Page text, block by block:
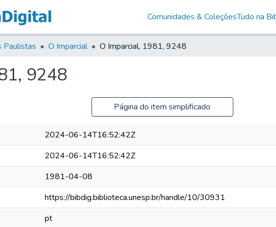
Comunidades & ColeçõesTudo na
Paulistas O Imparcial O Imparcial, 1981, 9248
9248
Página do item simplificado
2024-06-14T16:52:42Z
2024-06-14T16:52:42Z
1981-04-08
https://bibdig.biblioteca.unesp.br/handle/10/30931
pt